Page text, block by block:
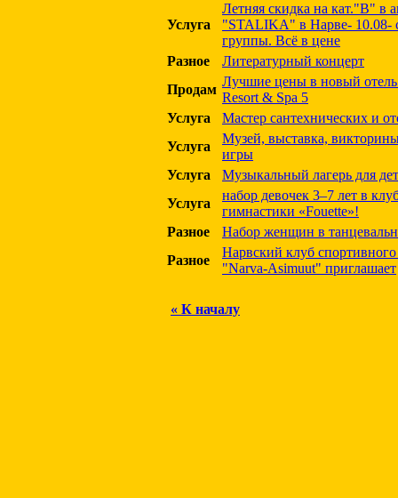
Услуга
Летняя скидка на кат."В" в
"STALIKA" в Нарве- 10.08-
группы. Всё в цене
Разное
Литературный концерт
Продам
Лучшие цены в новый
Resort & Spa 5
Услуга
Мастер сантехнических и
Услуга
Музей, выставка,
игры
Услуга
Музыкальный лагерь для
Услуга
набор девочек 3–7 лет в
гимнастики «Fouette»!
Разное
Набор женщин в
Разное
Нарвский клуб
"Narva-Asimuut" приглашает
« К началу